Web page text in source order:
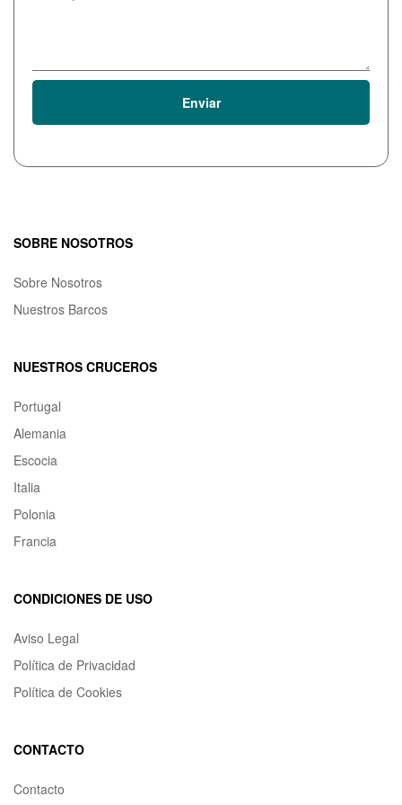
Enviar
SOBRE NOSOTROS
Sobre Nosotros
Nuestros Barcos
NUESTROS CRUCEROS
Portugal
Alemania
Escocia
Italia
Polonia
Francia
CONDICIONES DE USO
Aviso Legal
Política de Privacidad
Política de Cookies
CONTACTO
Contacto